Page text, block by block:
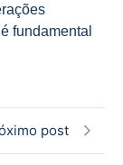
fundamental
post